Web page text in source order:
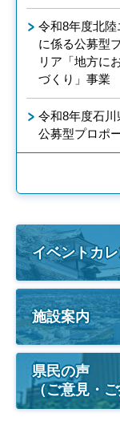
令和8年度北
に係る公募型
リア「地方に
づくり」事業
令和8年度石
公募型プロポ
イベントカ
施設案内
県民の声
（ご意見・ご